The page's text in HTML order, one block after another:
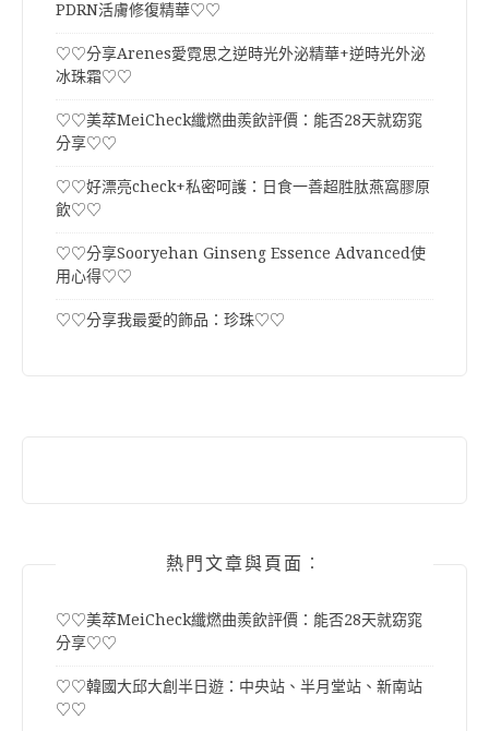
PDRN活膚修復精華♡♡
♡♡分享Arenes愛霓思之逆時光外泌精華+逆時光外泌
冰珠霜♡♡
♡♡美萃MeiCheck纖燃曲羨飲評價：能否28天就窈窕
分享♡♡
♡♡好漂亮check+私密呵護：日食一善超胜肽燕窩膠原
飲♡♡
♡♡分享Sooryehan Ginseng Essence Advanced使
用心得♡♡
♡♡分享我最愛的飾品：珍珠♡♡
熱門文章與頁面︰
♡♡美萃MeiCheck纖燃曲羨飲評價：能否28天就窈窕
分享♡♡
♡♡韓國大邱大創半日遊：中央站、半月堂站、新南站
♡♡